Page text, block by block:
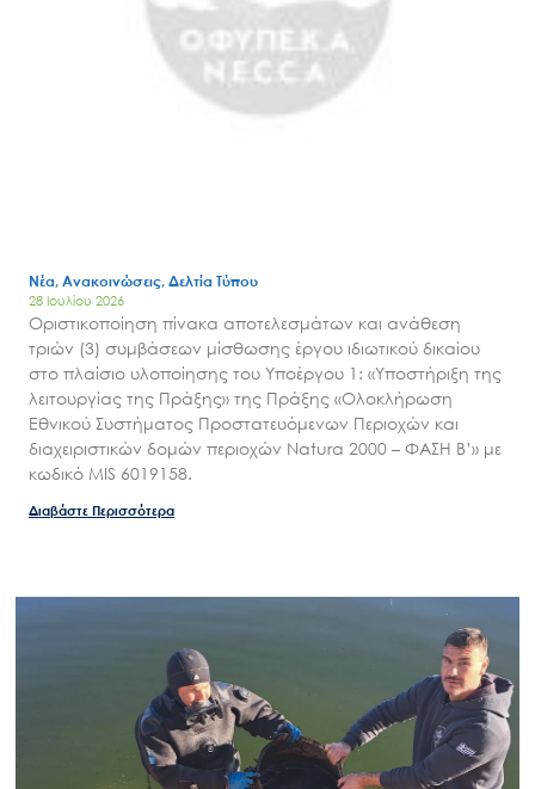
Έργα
Εισιτήρια
Επικοινωνία
Νέα, Ανακοινώσεις, Δελτία Τύπου
28 Ιουλίου 2026
Οριστικοποίηση πίνακα αποτελεσμάτων και ανάθεση
τριών (3) συμβάσεων μίσθωσης έργου ιδιωτικού δικαίου
στο πλαίσιο υλοποίησης του Υποέργου 1: «Υποστήριξη της
λειτουργίας της Πράξης» της Πράξης «Ολοκλήρωση
Εθνικού Συστήματος Προστατευόμενων Περιοχών και
διαχειριστικών δομών περιοχών Natura 2000 – ΦΑΣΗ Β’» με
κωδικό MIS 6019158.
Διαβάστε Περισσότερα